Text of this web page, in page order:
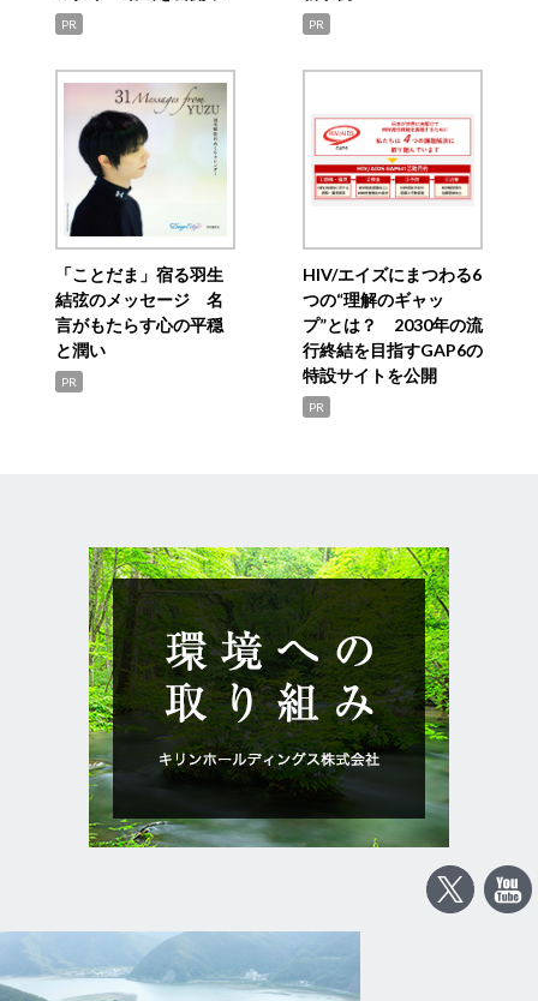
PR PR
「ことだま」宿る羽生
結弦のメッセージ 名
言がもたらす心の平穏
と潤い
PR
HIV/エイズにまつわる6
つの“理解のギャッ
プ”とは？ 2030年の流
行終結を目指すGAP6の
特設サイトを公開
PR